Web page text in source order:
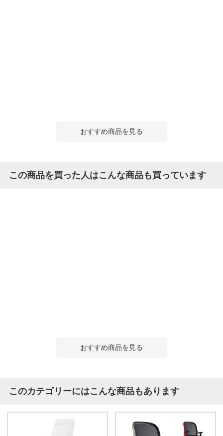
おすすめ商品を見る
この商品を買った人はこんな商品も買っています
おすすめ商品を見る
このカテゴリーにはこんな商品もあります